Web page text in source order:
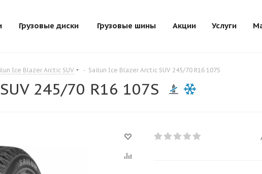
Грузовые диски Грузовые шины Акции Услуги
Ice Blazer Arctic SUV - Sailun Ice Blazer Arctic SUV 245/70 R16 107S
245/70 R16 107S